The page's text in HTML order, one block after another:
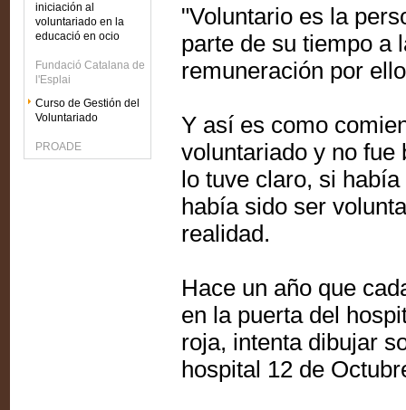
iniciación al
voluntariado en la
educació en ocio
Fundació Catalana de
l'Esplai
Curso de Gestión del
Voluntariado
PROADE
"Voluntario es la
parte de su tiempo a
remuneración por
Y así es como
voluntariado y no fue
lo tuve claro, si
había sido ser
realidad.
Hace un año que
en la puerta del
roja, intenta dibujar
hospital 12 de